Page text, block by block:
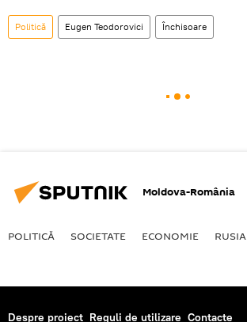
Politică Eugen Teodorovici Închisoare
Moldova-România
POLITICĂ SOCIETATE ECONOMIE RUSIA
Despre proiect Reguli de utilizare Contacte